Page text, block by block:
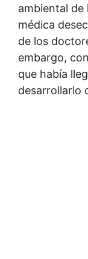
ambiental
médica
de los
embargo,
que había
desarrollarlo